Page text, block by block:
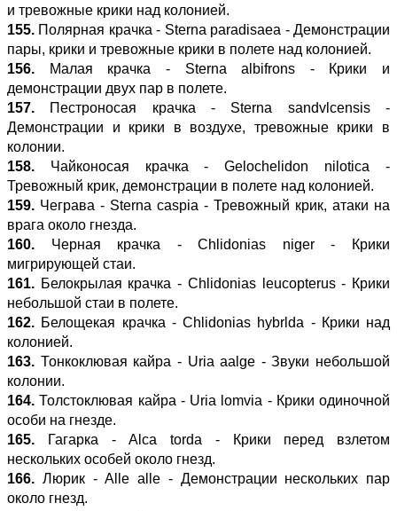
и тревожные крики над колонией.
155. Полярная крачка - Sterna paradisaea - Демонстрации
пары, крики и тревожные крики в полете над колонией.
156. Малая крачка - Sterna albifrons - Крики и
демонстрации двух пар в полете.
157. Пестроносая крачка - Sterna sandvlcensis -
Демонстрации и крики в воздухе, тревожные крики в
колонии.
158. Чайконосая крачка - Gelochelidon nilotica -
Тревожный крик, демонстрации в полете над колонией.
159. Чеграва - Sterna caspia - Тревожный крик, атаки на
врага около гнезда.
160. Черная крачка - Chlidonias niger - Крики
мигрирующей стаи.
161. Белокрылая крачка - Chlidonias leucopterus - Крики
небольшой стаи в полете.
162. Белощекая крачка - Chlidonias hybrlda - Крики над
колонией.
163. Тонкоклювая кайра - Uria aalge - Звуки небольшой
колонии.
164. Толстоклювая кайра - Uria lomvia - Крики одиночной
особи на гнезде.
165. Гагарка - Alca torda - Крики перед взлетом
нескольких особей около гнезд.
166. Люрик - Alle alle - Демонстрации нескольких пар
около гнезд.